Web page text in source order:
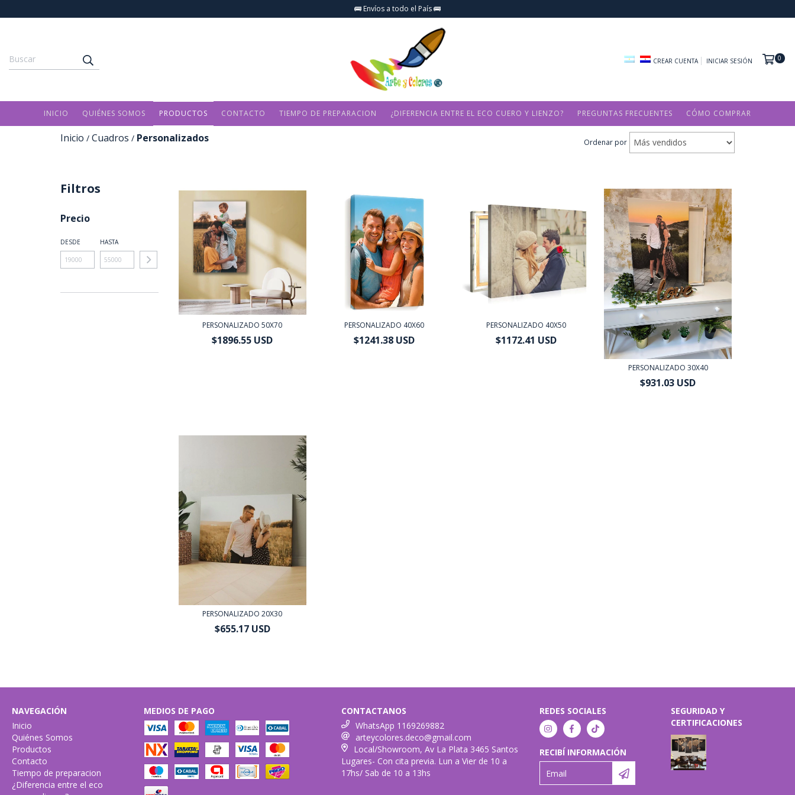
🚌 Envíos a todo el País 🚌
CREAR CUENTA INICIAR SESIÓN 0
INICIO QUIÉNES SOMOS PRODUCTOS CONTACTO TIEMPO DE PREPARACION ¿DIFERENCIA ENTRE EL ECO CUERO Y LIENZO? PREGUNTAS FRECUENTES CÓMO COMPRAR
Inicio / Cuadros / Personalizados Ordenar por
Filtros
Precio
DESDE HASTA
PERSONALIZADO 50X70
$1896.55 USD
PERSONALIZADO 40X60
$1241.38 USD
PERSONALIZADO 40X50
$1172.41 USD
PERSONALIZADO 30X40
$931.03 USD
PERSONALIZADO 20X30
$655.17 USD
NAVEGACIÓN
Inicio
Quiénes Somos
Productos
Contacto
Tiempo de preparacion
¿Diferencia entre el eco
MEDIOS DE PAGO
CONTACTANOS
WhatsApp 1169269882
arteycolores.deco@gmail.com
Local/Showroom, Av La Plata 3465 Santos
Lugares- Con cita previa. Lun a Vier de 10 a
17hs/ Sab de 10 a 13hs
REDES SOCIALES
RECIBÍ INFORMACIÓN
SEGURIDAD Y
CERTIFICACIONES